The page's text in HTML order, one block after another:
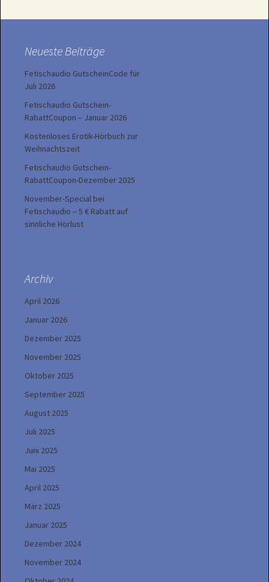
Neueste Beiträge
Fetischaudio GutscheinCode für
Juli 2026
Fetischaudio Gutschein-
RabattCoupon – Januar 2026
Kostenloses Erotik-Hörbuch zur
Weihnachtszeit
Fetischaudio Gutschein-
RabattCoupon-Dezember 2025
November-Special bei
Fetischaudio – 5 € Rabatt auf
sinnliche Hörlust
Archiv
April 2026
Januar 2026
Dezember 2025
November 2025
Oktober 2025
September 2025
August 2025
Juli 2025
Juni 2025
Mai 2025
April 2025
März 2025
Januar 2025
Dezember 2024
November 2024